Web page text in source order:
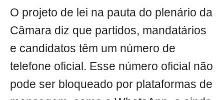
O projeto de lei na pauta do plenário da
Câmara diz que partidos, mandatários
e candidatos têm um número de
telefone oficial. Esse número oficial não
pode ser bloqueado por plataformas de